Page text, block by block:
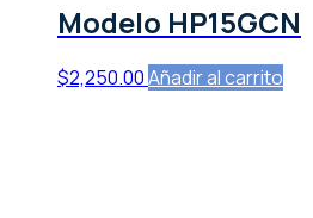
Modelo HP15GCN
$2,250.00Añadir al carrito